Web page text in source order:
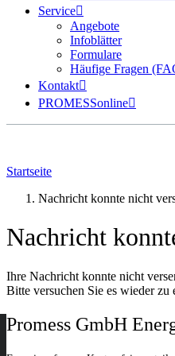
Service
Angebote
Infoblätter
Formulare
Häufige Fragen
Kontakt
PROMESSonline
Startseite
Nachricht konnte nicht
Nachricht
Ihre Nachricht konnte nicht
Bitte versuchen Sie es wieder zu
Promess GmbH